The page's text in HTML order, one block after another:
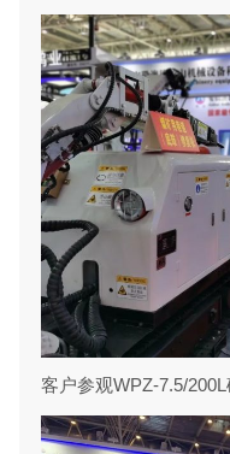
客户参观WPZ-7.5/